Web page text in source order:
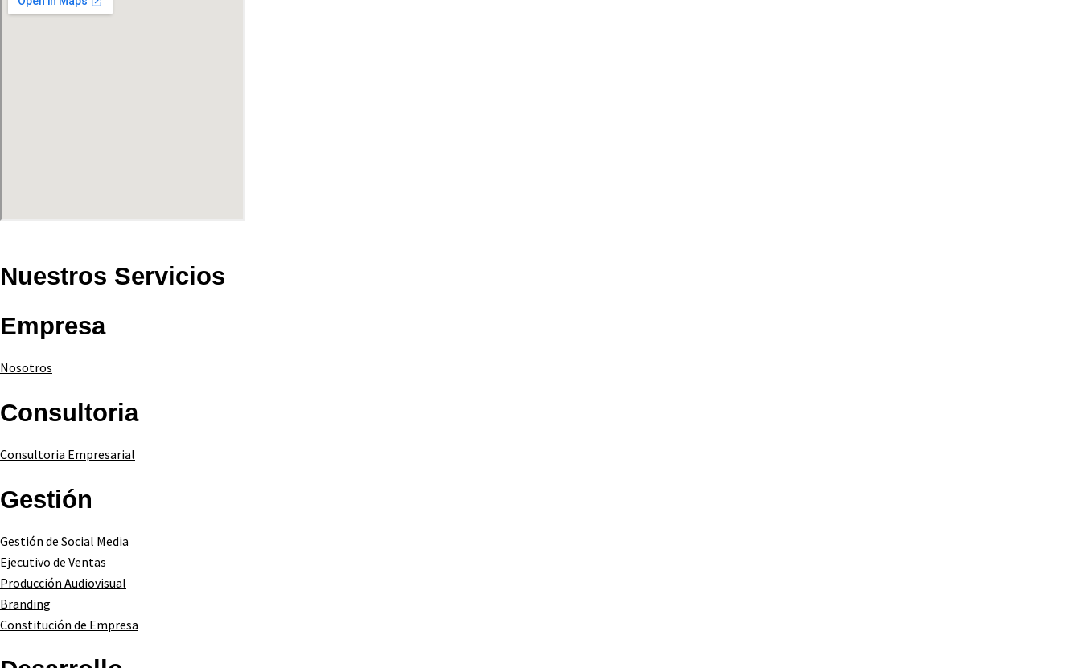
Nuestros Servicios
Empresa
Nosotros
Consultoria
Consultoria Empresarial
Gestión
Gestión de Social Media
Ejecutivo de Ventas
Producción Audiovisual
Branding
Constitución de Empresa